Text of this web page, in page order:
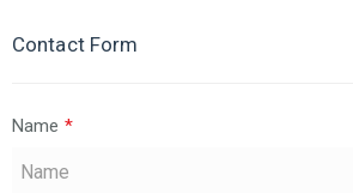
Contact Form
Name *